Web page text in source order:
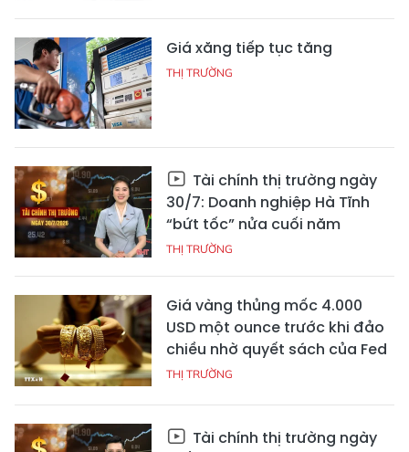
Giá xăng tiếp tục tăng
THỊ TRƯỜNG
Tài chính thị trường ngày
30/7: Doanh nghiệp Hà Tĩnh
“bứt tốc” nửa cuối năm
THỊ TRƯỜNG
Giá vàng thủng mốc 4.000
USD một ounce trước khi đảo
chiều nhờ quyết sách của Fed
THỊ TRƯỜNG
Tài chính thị trường ngày